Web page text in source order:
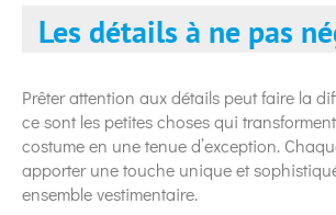
Les détails à ne pas
Prêter attention aux détails peut faire la
ce sont les petites choses qui
costume en une tenue d’exception.
apporter une touche unique et
ensemble vestimentaire.